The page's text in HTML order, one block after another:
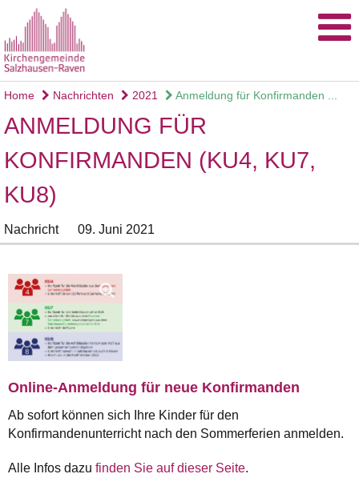
Home Nachrichten 2021 Anmeldung für Konfirmanden ...
ANMELDUNG FÜR
KONFIRMANDEN (KU4, KU7,
KU8)
Nachricht 09. Juni 2021
Online-Anmeldung für neue Konfirmanden
Ab sofort können sich Ihre Kinder für den
Konfirmandenunterricht nach den Sommerferien anmelden.
Alle Infos dazu finden Sie auf dieser Seite.